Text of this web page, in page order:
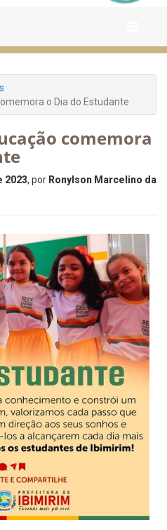
o Dia do Estudante
comemora
2023, por Ronylson Marcelino da